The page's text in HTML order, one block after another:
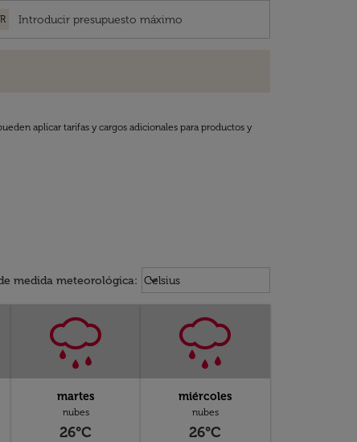
aplicar tarifas y cargos adicionales para productos y
medida meteorológica: Weather unit option Celsius
Celsius
keyboard_arrow_down
martes
nubes
26°C
miércoles
nubes
26°C